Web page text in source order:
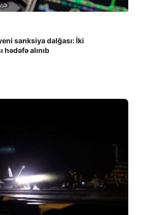
sanksiya dalğası: İki
alınıb